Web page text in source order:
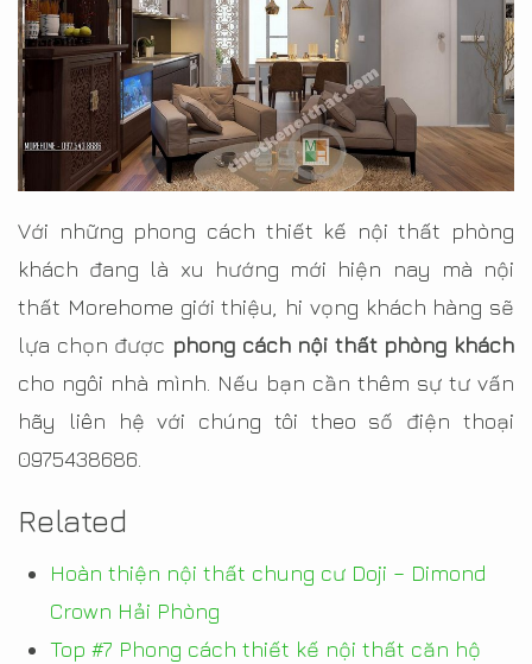
Với những phong cách thiết kế nội thất phòng
khách đang là xu hướng mới hiện nay mà nội
thất Morehome giới thiệu, hi vọng khách hàng sẽ
lựa chọn được phong cách nội thất phòng khách
cho ngôi nhà mình. Nếu bạn cần thêm sự tư vấn
hãy liên hệ với chúng tôi theo số điện thoại
0975438686.
Related
Hoàn thiện nội thất chung cư Doji – Dimond
Crown Hải Phòng
Top #7 Phong cách thiết kế nội thất căn hộ